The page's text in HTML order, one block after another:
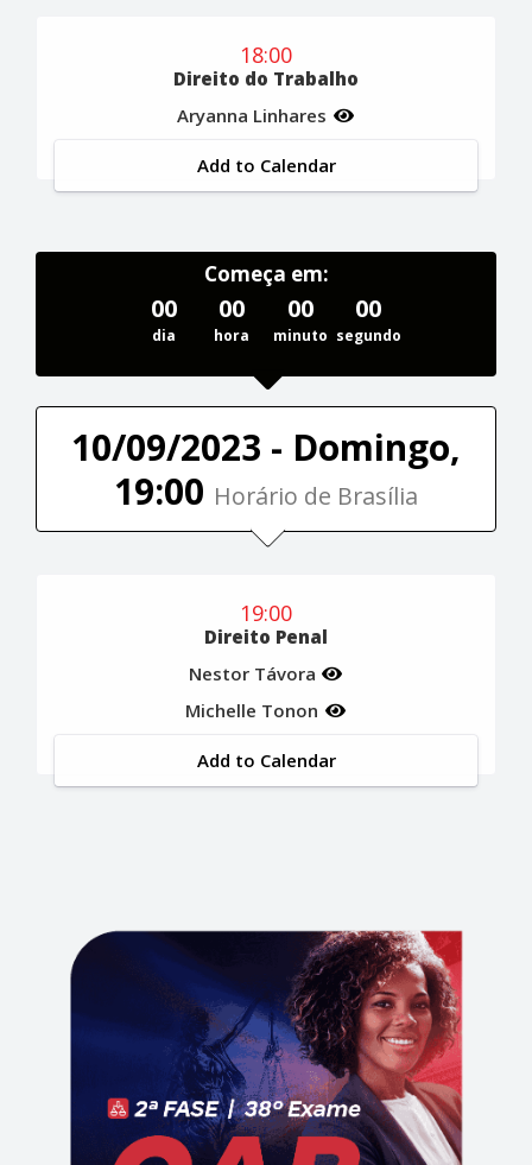
18:00
Direito do Trabalho
Aryanna Linhares
Add to Calendar
Começa em:
00
dia
00
hora
00
minuto
00
segundo
10/09/2023 - Domingo,
19:00 Horário de Brasília
19:00
Direito Penal
Nestor Távora
Michelle Tonon
Add to Calendar